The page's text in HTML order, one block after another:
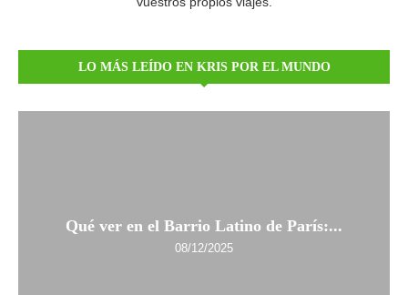
LO MÁS LEÍDO EN KRIS POR EL MUNDO
Qué ver en el Barrio Latino de París:...
08/12/2025